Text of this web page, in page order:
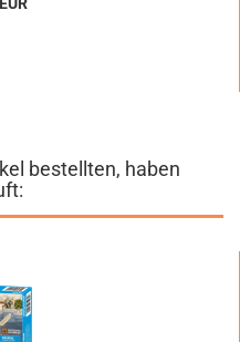
bestellten, haben